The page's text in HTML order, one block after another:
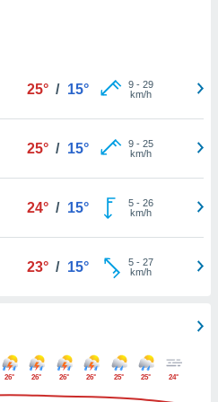
25° / 15° 9- 29
km/h
25° / 15° 9- 25
km/h
24° / 15° 5- 26
km/h
23° / 15° 5- 27
km/h
26° 26° 26° 26° 25° 25° 24°